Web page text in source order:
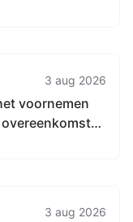
3 aug 2026
voornemen
3 aug 2026